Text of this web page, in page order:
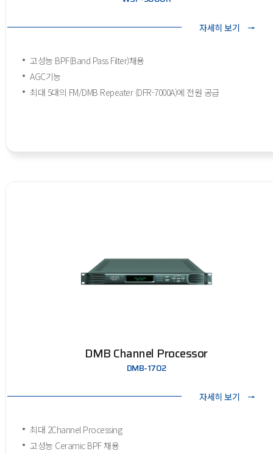
자세히 보기
고성능 BPF(Band Pass Filter)채용
AGC기능
최대 5대의 FM/DMB Repeater (DFR-7000A)에 전원 공급
DMB Channel Processor
DMB-1702
자세히 보기
최대 2Channel Processing
고성능 Ceramic BPF 채용